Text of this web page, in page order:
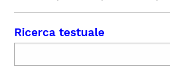
Ricerca testuale